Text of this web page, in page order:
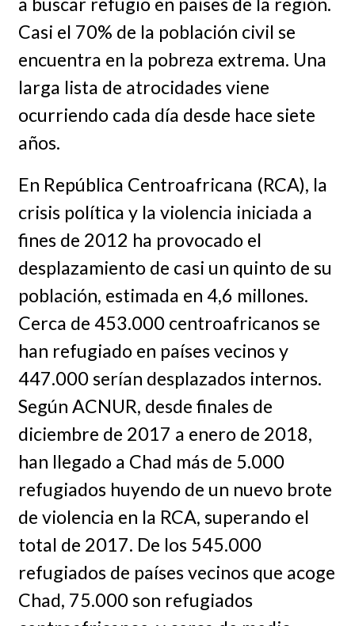
Casi el 70% de la población civil se
encuentra en la pobreza extrema. Una
larga lista de atrocidades viene
ocurriendo cada día desde hace siete
años.
En República Centroafricana (RCA), la
crisis política y la violencia iniciada a
fines de 2012 ha provocado el
desplazamiento de casi un quinto de su
población, estimada en 4,6 millones.
Cerca de 453.000 centroafricanos se
han refugiado en países vecinos y
447.000 serían desplazados internos.
Según ACNUR, desde finales de
diciembre de 2017 a enero de 2018,
han llegado a Chad más de 5.000
refugiados huyendo de un nuevo brote
de violencia en la RCA, superando el
total de 2017. De los 545.000
refugiados de países vecinos que acoge
Chad, 75.000 son refugiados